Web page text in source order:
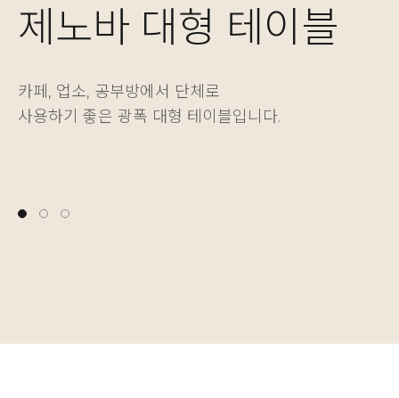
제노바 대형 테이블
카페, 업소, 공부방에서 단체로
사용하기 좋은 광폭 대형 테이블입니다.
제노바 책장겸 수납장
보기에도 좋고 실용성도 놓치지 않은 제노바 책장은
다양한 물건을 깔끔하게 정리하는 재미를 더해줍니다.
NEW! 싱글/듀얼 모
베이직한 2가지 컬러와 5가지 사이즈의 모션데스크는
나에게 딱 맞는 높이를 자유롭게 설정할 수 있습니다.
제노바 대형 테이블
카페, 업소, 공부방에서 단체로
사용하기 좋은 광폭 대형 테이블입니다.